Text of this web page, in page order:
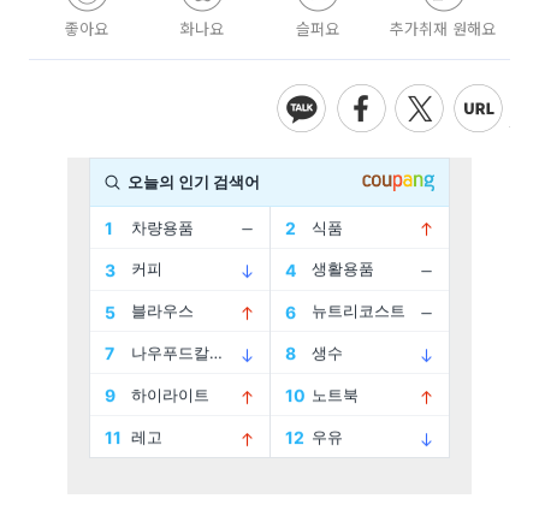
좋아요 화나요 슬퍼요 추가취재 원해요